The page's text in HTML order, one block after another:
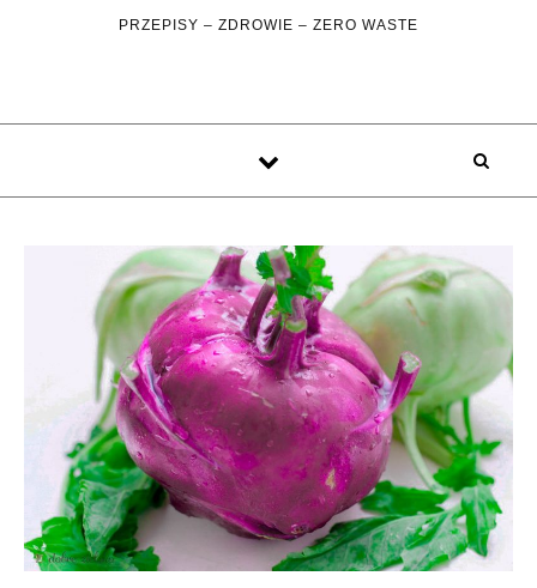
PRZEPISY – ZDROWIE – ZERO WASTE